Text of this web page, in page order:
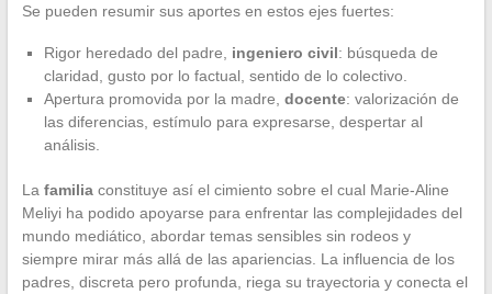
Se pueden resumir sus aportes en estos ejes fuertes:
Rigor heredado del padre, ingeniero civil: búsqueda de
claridad, gusto por lo factual, sentido de lo colectivo.
Apertura promovida por la madre, docente: valorización de
las diferencias, estímulo para expresarse, despertar al
análisis.
La familiaconstituye así el cimiento sobre el cual Marie-Aline
Meliyi ha podido apoyarse para enfrentar las complejidades del
mundo mediático, abordar temas sensibles sin rodeos y
siempre mirar más allá de las apariencias. La influencia de los
padres, discreta pero profunda, riega su trayectoria y conecta el